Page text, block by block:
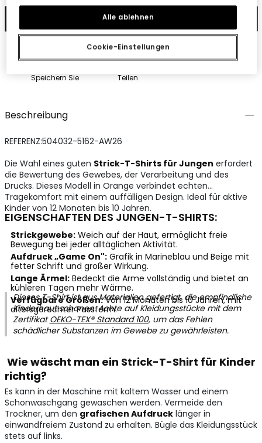
In den Warenkorb
Speichern Sie Teilen
Beschreibung
REFERENZ:504032-5162-AW26
Die Wahl eines guten Strick-T-Shirts für Jungen erfordert
die Bewertung des Gewebes, der Verarbeitung und des
Drucks. Dieses Modell in Orange verbindet echten
Tragekomfort mit einem auffälligen Design. Ideal für aktive
Kinder von 12 Monaten bis 10 Jahren.
EIGENSCHAFTEN DES JUNGEN-T-SHIRTS:
Strickgewebe:Weich auf der Haut, ermöglicht freie
Bewegung bei jeder alltäglichen Aktivität.
Aufdruck „Game On":Grafik in Marineblau und Beige mit
fetter Schrift und großer Wirkung.
Lange Ärmel:Bedeckt die Arme vollständig und bietet an
kühleren Tagen mehr Wärme.
Verfügbare Größen:Von 12 Monaten bis 10 Jahren, mit
altersgerechter Passform.
Dieses T-Shirt ist aus Materialien gefertigt, die empfindliche
Kinderhaut schonen. Achte auf Kleidungsstücke mit dem
ZertifikatOEKO-TEX® Standard 100, um das Fehlen
schädlicher Substanzen im Gewebe zu gewährleisten.
Wie wäscht man ein Strick-T-Shirt für Kinder
richtig?
Es kann in der Maschine mit kaltem Wasser und einem
Schonwaschgang gewaschen werden. Vermeide den
Trockner, um den grafischen Aufdrucklänger in
einwandfreiem Zustand zu erhalten. Bügle das Kleidungsstück
stets auf links.
Cookie-Einstellungen
Alle ablehnen